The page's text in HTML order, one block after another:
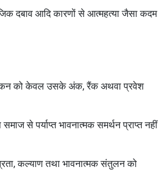
दबाव आदि कारणों से आत्महत्या जैसा कदम
को केवल उसके अंक, रैंक अथवा प्रवेश
समाज से पर्याप्त भावनात्मक समर्थन प्राप्त नहीं
कल्याण तथा भावनात्मक संतुलन को